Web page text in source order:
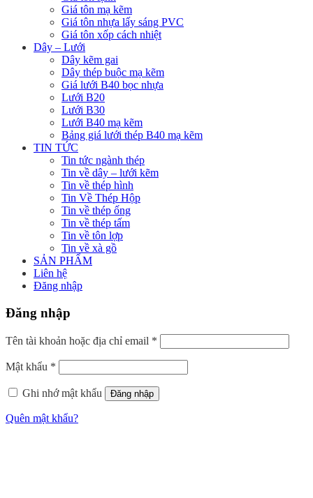
Giá tôn mạ kẽm
Giá tôn nhựa lấy sáng PVC
Giá tôn xốp cách nhiệt
Dây – Lưới
Dây kẽm gai
Dây thép buộc mạ kẽm
Giá lưới B40 bọc nhựa
Lưới B20
Lưới B30
Lưới B40 mạ kẽm
Bảng giá lưới thép B40 mạ kẽm
TIN TỨC
Tin tức ngành thép
Tin về dây – lưới kẽm
Tin về thép hình
Tin Về Thép Hộp
Tin về thép ống
Tin về thép tấm
Tin về tôn lợp
Tin về xà gồ
SẢN PHẨM
Liên hệ
Đăng nhập
Đăng nhập
Tên tài khoản hoặc địa chỉ email *
buộc
Mật khẩu *
buộc
Ghi nhớ mật khẩu
Đăng nhập
Quên mật khẩu?